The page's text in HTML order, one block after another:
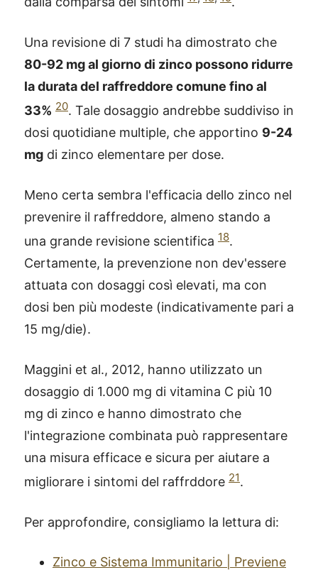
Una revisione di 7 studi ha dimostrato che
80-92 mg al giorno di zinco possono ridurre
la durata del raffreddore comune fino al
33% 20. Tale dosaggio andrebbe suddiviso in
dosi quotidiane multiple, che apportino 9-24
mg di zinco elementare per dose.
Meno certa sembra l'efficacia dello zinco nel
prevenire il raffreddore, almeno stando a
una grande revisione scientifica 18.
Certamente, la prevenzione non dev'essere
attuata con dosaggi così elevati, ma con
dosi ben più modeste (indicativamente pari a
15 mg/die).
Maggini et al., 2012, hanno utilizzato un
dosaggio di 1.000 mg di vitamina C più 10
mg di zinco e hanno dimostrato che
l'integrazione combinata può rappresentare
una misura efficace e sicura per aiutare a
migliorare i sintomi del raffrddore 21.
Per approfondire, consigliamo la lettura di:
Zinco e Sistema Immunitario | Previene